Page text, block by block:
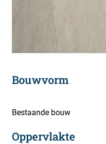
Bouwvorm
Bestaande bouw
Oppervlakte